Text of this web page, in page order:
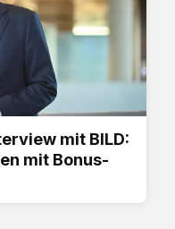
mit BILD:
mit Bonus-